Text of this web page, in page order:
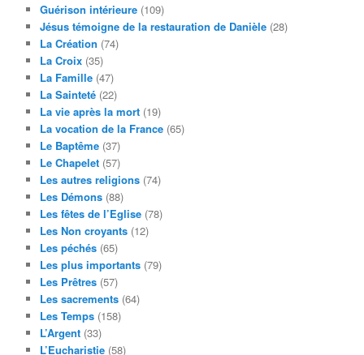
Guérison intérieure (109)
Jésus témoigne de la restauration de Danièle (28)
La Création (74)
La Croix (35)
La Famille (47)
La Sainteté (22)
La vie après la mort (19)
La vocation de la France (65)
Le Baptême (37)
Le Chapelet (57)
Les autres religions (74)
Les Démons (88)
Les fêtes de l’Eglise (78)
Les Non croyants (12)
Les péchés (65)
Les plus importants (79)
Les Prêtres (57)
Les sacrements (64)
Les Temps (158)
L’Argent (33)
L’Eucharistie (58)